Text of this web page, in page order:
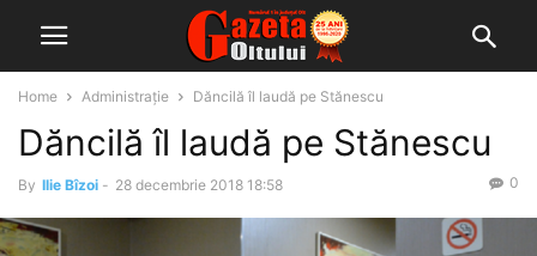
Home Administrație Dăncilă îl laudă pe Stănescu
Dăncilă îl laudă pe Stănescu
By Ilie Bîzoi - 28 decembrie 2018 18:58 0